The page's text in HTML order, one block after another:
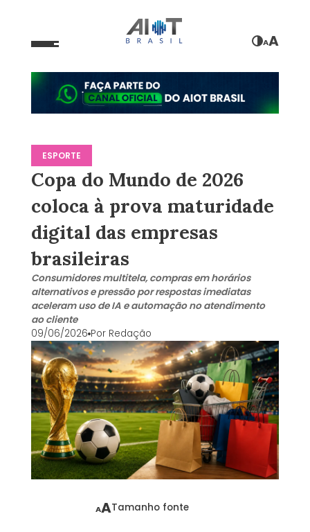
AA
ESPORTE
Copa do Mundo de 2026
coloca à prova maturidade
digital das empresas
brasileiras
Consumidores multitela, compras em horários
alternativos e pressão por respostas imediatas
aceleram uso de IA e automação no atendimento
ao cliente
09/06/2026 Por Redação
AATamanho fonte